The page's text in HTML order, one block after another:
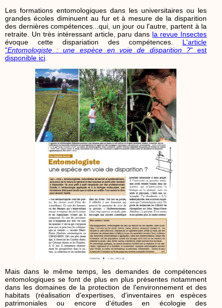
Les formations entomologiques dans les universitaires ou les
grandes écoles diminuent au fur et à mesure de la disparition
des dernières compétences...qui, un jour ou l'autre, partent à la
retraite. Un très intéressant article, paru dans la revue Insectes
évoque cette dispariation des compétences. L'article
"Entomologiste : une espèce en voie de disparition ?" est
disponible ici
Mais dans le même temps, les demandes de compétences
entomologiques se font de plus en plus présentes notamment
dans les domaines de la protection de l'environnement et des
habitats (réalisation d'expertises, d'inventaires en espèces
patrimoniales ou encore d'études en écologie des